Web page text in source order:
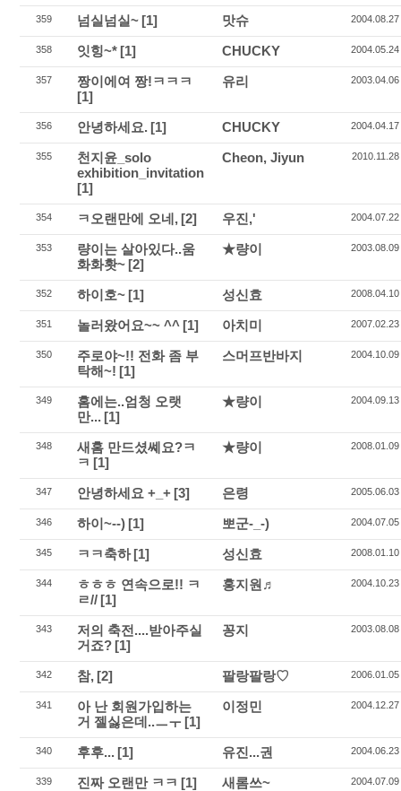
359 넘실넘실~ [1] 맛슈 2004.08.27
358 잇힝~* [1] CHUCKY 2004.05.24
357
짱이에여 짱!ㅋㅋㅋ
[1]
유리 2003.04.06
356 안녕하세요. [1] CHUCKY 2004.04.17
355
천지윤_solo
exhibition_invitation
[1]
Cheon, Jiyun 2010.11.28
354 ㅋ오랜만에 오네, [2] 우진,' 2004.07.22
353
량이는 살아있다..움
화화홧~ [2]
★량이 2003.08.09
352 하이호~ [1] 성신효 2008.04.10
351 놀러왔어요~~ ^^ [1] 아치미 2007.02.23
350
주로야~!! 전화 좀 부
탁해~! [1]
스머프반바지 2004.10.09
349
홈에는..엄청 오랫
만... [1]
★량이 2004.09.13
348
새홈 만드셨쎼요?ㅋ
ㅋ [1]
★량이 2008.01.09
347 안녕하세요 +_+ [3] 은령 2005.06.03
346 하이~--) [1] 뽀군-_-) 2004.07.05
345 ㅋㅋ축하[1] 성신효 2008.01.10
344
ㅎㅎㅎ 연속으로!! ㅋ
ㄹ// [1]
홍지원♬ 2004.10.23
343
저의 축전....받아주실
거죠? [1]
꽁지 2003.08.08
342 참, [2] 팔랑팔랑♡ 2006.01.05
341
아 난 회원가입하는
거 젤싫은데..ㅡㅜ [1]
이정민 2004.12.27
340 후후... [1] 유진...권 2004.06.23
339 진짜 오랜만 ㅋㅋ [1] 새롬쓰~ 2004.07.09